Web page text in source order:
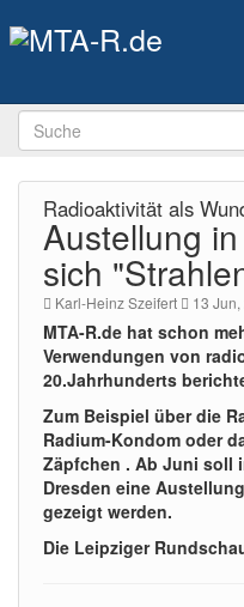
Radioaktivität als
Austellung
sich
Karl-Heinz Szeifert 13
MTA-R.de hat schon
Verwendungen von
20.Jahrhunderts
Zum Beispiel über die
Radium-Kondom oder
Zäpfchen . Ab Juni soll
Dresden eine
gezeigt werden.
Die Leipziger